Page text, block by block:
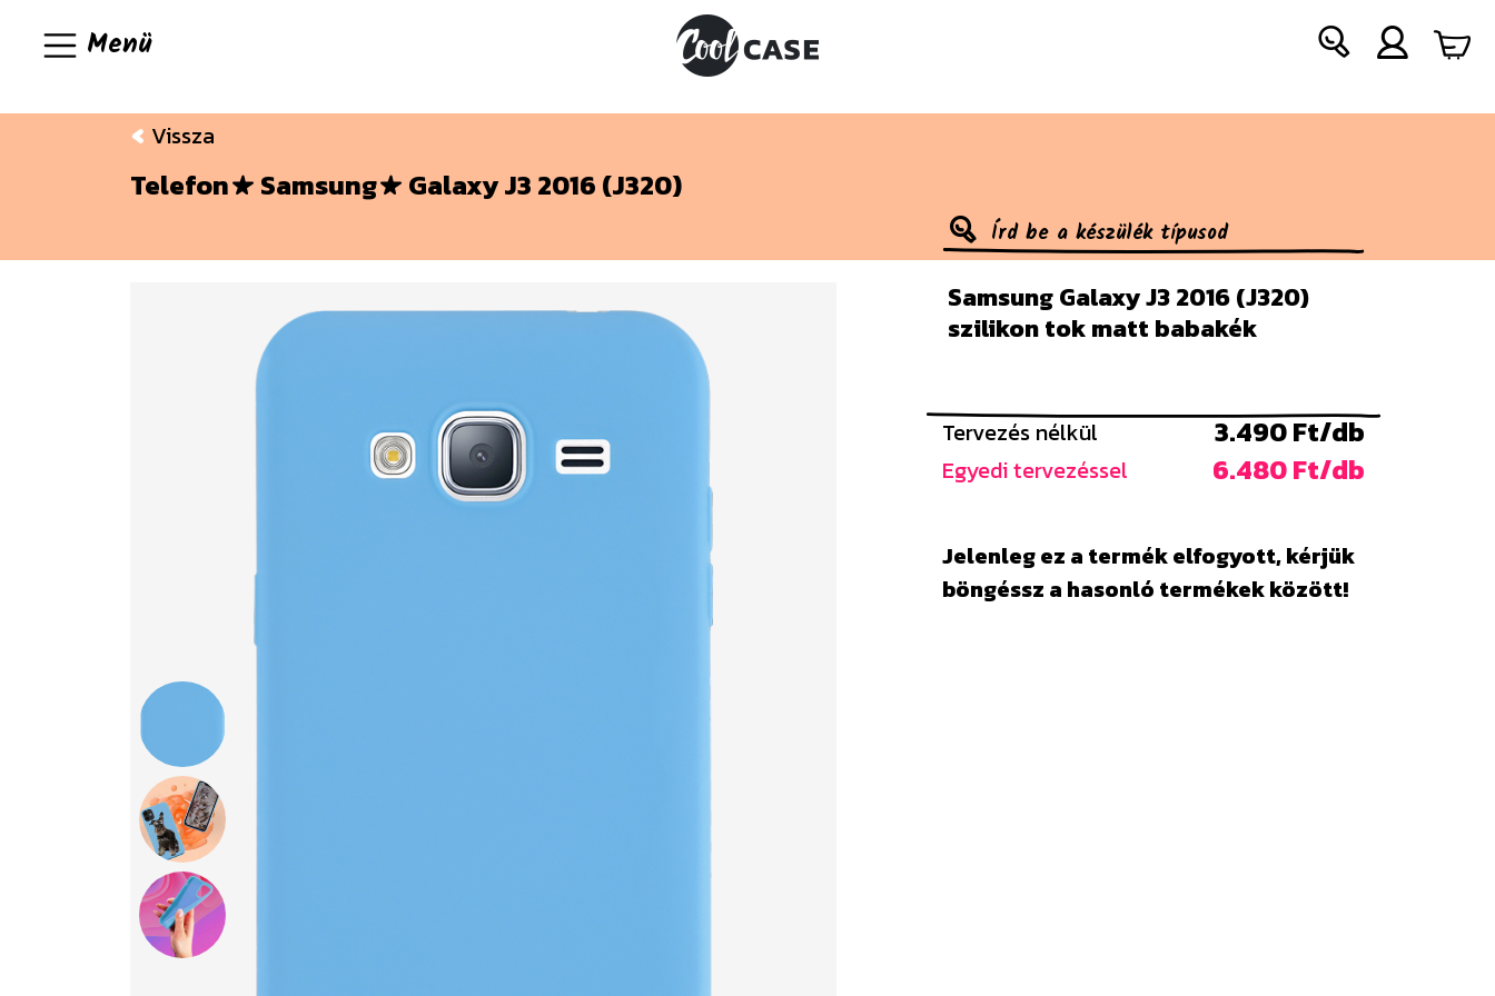
Menü
Vissza
Telefon Samsung Galaxy J3 2016 (J320)
Samsung Galaxy J3 2016 (J320)
szilikon tok matt babakék
Tervezés nélkül 3.490 Ft/db
Egyedi tervezéssel 6.480 Ft/db
Jelenleg ez a termék elfogyott, kérjük
böngéssz a hasonló termékek között!